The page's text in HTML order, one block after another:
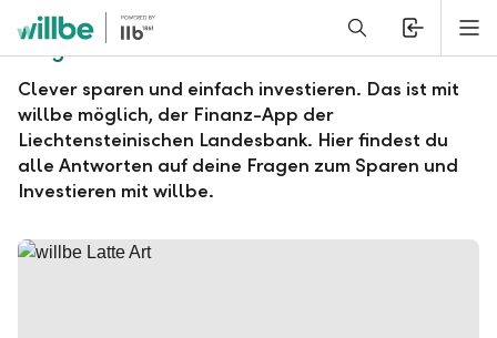
Alerts.Headline
Fragen und Antworten zu willbe
Clever sparen und einfach investieren. Das ist mit
willbe möglich, der Finanz-App der
Liechtensteinischen Landesbank. Hier findest du
alle Antworten auf deine Fragen zum Sparen und
Investieren mit willbe.